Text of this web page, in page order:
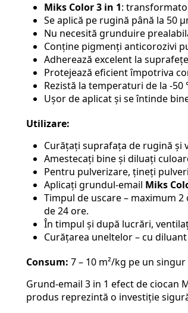
Miks Color 3 in 1:
Se aplică pe rugină până la 50
Nu necesită grunduire
Conține pigmenți anticorozivi
Adherează excelent la
Protejează eficient împotriva
Rezistă la temperaturi de la -50
Ușor de aplicat și se întinde
Utilizare:
Curățați suprafața de rugină și
Amestecați bine și diluați
Pentru pulverizare, țineți
Aplicați grundul-email Miks
Timpul de uscare – maximum
de 24 ore.
În timpul și după lucrări,
Curățarea uneltelor – cu
Consum: 7 – 10 m²/kg pe un
Grund-email 3 in 1 efect de
produs reprezintă o investiție